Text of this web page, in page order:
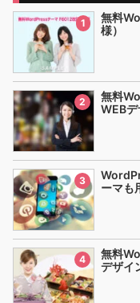
1
無料
様）
2
無料
WEB
3
ーマも
4
無料
デザイ